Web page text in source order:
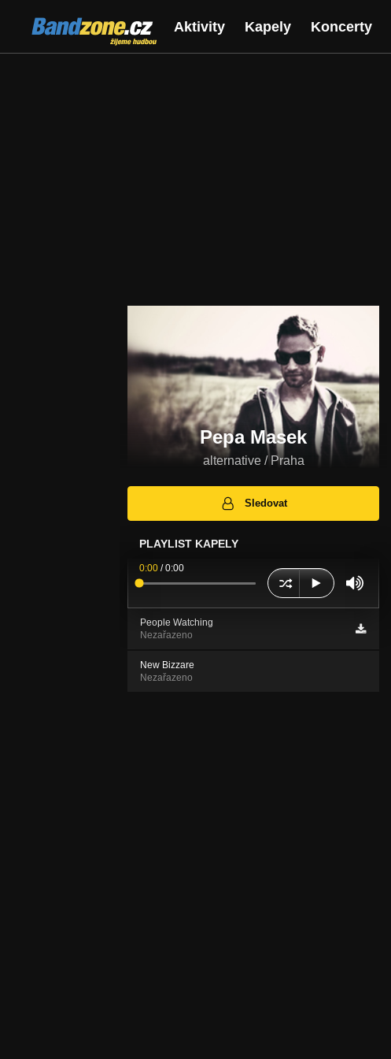
Bandzone.cz
žijeme hudbou
Aktivity Kapely Koncerty
Pepa Masek
alternative / Praha
Sledovat
PLAYLIST KAPELY
0:00 /0:00
People Watching
Nezařazeno
New Bizzare
Nezařazeno